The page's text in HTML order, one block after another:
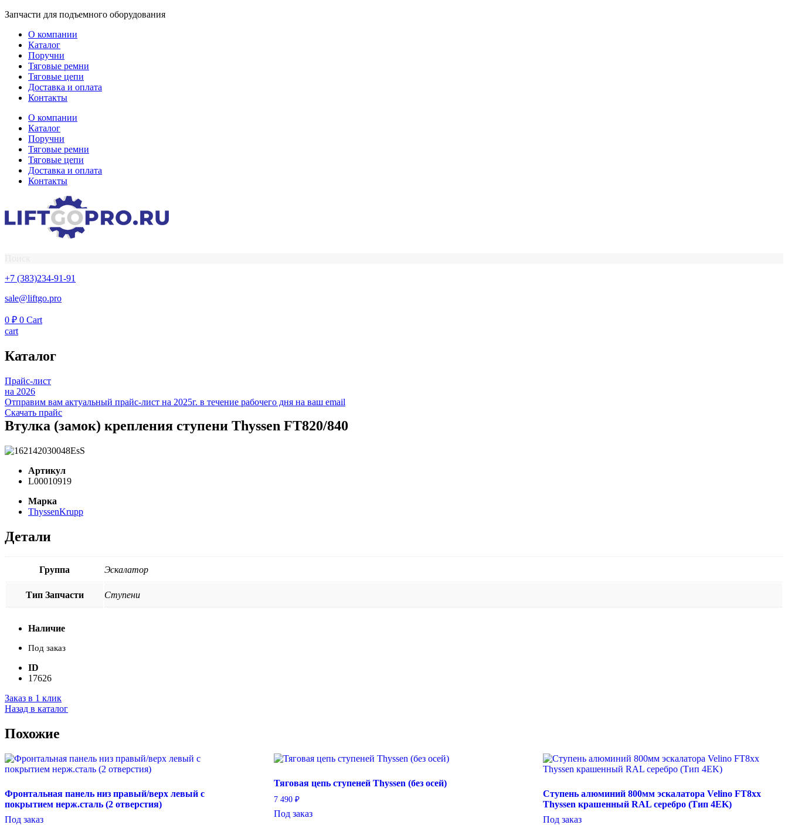
Перейти
содержимому
Запчасти для подъемного оборудования
О компании
Каталог
Поручни
Тяговые ремни
Тяговые цепи
Доставка и оплата
Контакты
О компании
Каталог
Поручни
Тяговые ремни
Тяговые цепи
Доставка и оплата
Контакты
+7 (383)234-91-91
sale@liftgo.pro
0 ₽ 0 Cart
cart
Каталог
Прайс-лист
на 2026
Отправим вам актуальный прайс-лист на 2025г. в течение рабочего дня на ваш email
Скачать прайс
Втулка (замок) крепления ступени Thyssen FT820/840
Артикул
L00010919
Марка
ThyssenKrupp
Детали
Группа Эскалатор
Тип Запчасти Ступени
Наличие
Под заказ
ID
17626
Заказ в 1 клик
Назад в каталог
Похожие
Фронтальная панель низ правый/верх левый с
покрытием нерж.сталь (2 отверстия)
Под заказ
Тяговая цепь ступеней Thyssen (без осей)
7 490 ₽
Под заказ
Ступень алюминий 800мм эскалатора Velino FT8xx
Thyssen крашенный RAL серебро (Тип 4EK)
Под заказ